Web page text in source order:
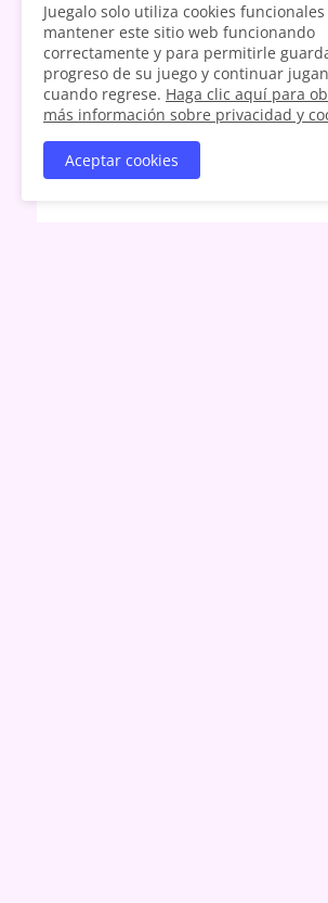
atención médica necesaria.
asegurándole que todo estará bien.
Juegalo solo utiliza cookies
mantener este sitio web funcionando
correctamente y para permitirle
progreso de su juego y continuar
cuando regrese. Haga clic aquí para
más información sobre privacidad y
Aceptar cookies